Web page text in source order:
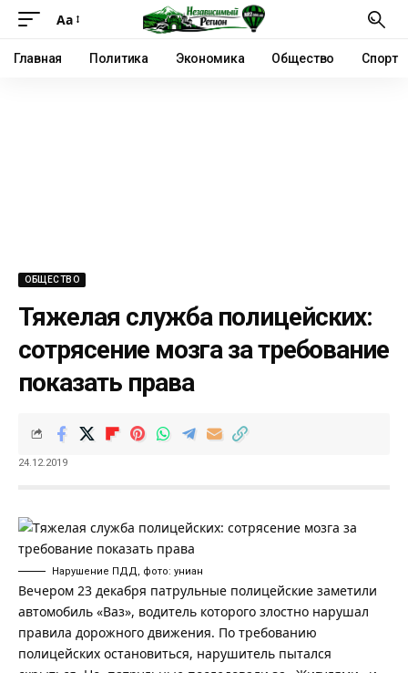
Аа
Главная Политика Экономика Общество Спорт
ОБЩЕСТВО
Тяжелая служба полицейских:
сотрясение мозга за требование
показать права
24.12.2019
Нарушение ПДД, фото: униан
Вечером 23 декабря патрульные полицейские заметили
автомобиль «Ваз», водитель которого злостно нарушал
правила дорожного движения. По требованию
полицейских остановиться, нарушитель пытался